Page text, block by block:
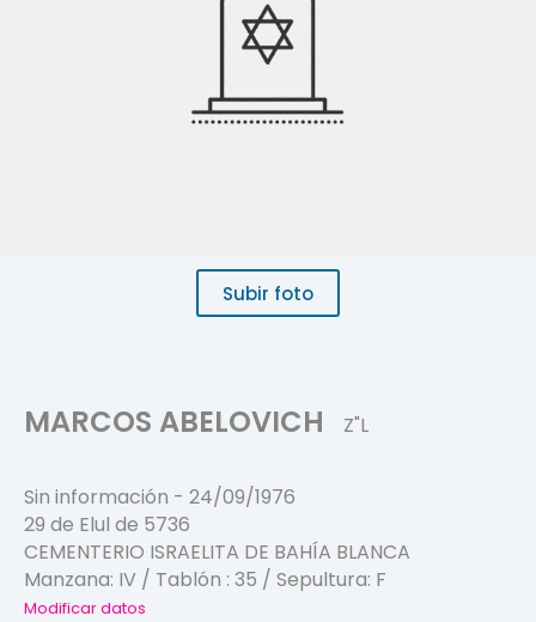
Subir foto
MARCOS ABELOVICH Z"L
Sin información - 24/09/1976
29 de Elul de 5736
CEMENTERIO ISRAELITA DE BAHÍA BLANCA
Manzana: IV / Tablón : 35 / Sepultura: F
Modificar datos